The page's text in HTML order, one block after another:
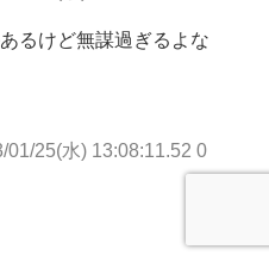
るけど無謀過ぎるよな
01/25(水) 13:08:11.52 0